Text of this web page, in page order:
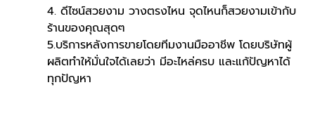
4. ดีไซน์สวยงาม วางตรงไหน จุดไหนก็สวยงามเข้ากับ
ร้านของคุณสุดๆ
5.บริการหลังการขายโดยทีมงานมืออาชีพ โดยบริษัทผู้
ผลิตทำให้มั่นใจได้เลยว่า มีอะไหล่ครบ และแก้ปัญหาได้
ทุกปัญหา